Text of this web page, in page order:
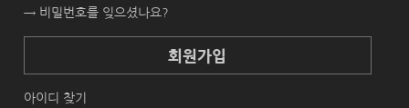
→ 비밀번호를 잊으셨나요?
회원가입
아이디 찾기